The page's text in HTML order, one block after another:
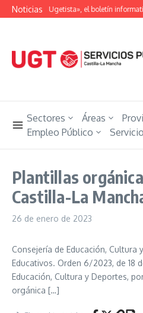
Saltar al contenido
Noticias
«Unión Ugetista», el boletín
Sectores Áreas
Empleo Público
Plantillas
Castilla-La
26 de enero de 2023
Consejería de Educación, Cultura
Educativos. Orden 6/2023, de 18
Educación, Cultura y Deportes,
orgánica […]